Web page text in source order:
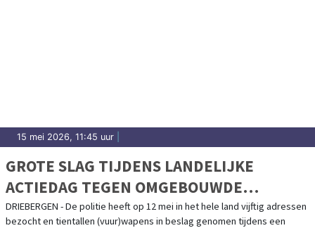
15 mei 2026, 11:45 uur
GROTE SLAG TIJDENS LANDELIJKE
ACTIEDAG TEGEN OMGEBOUWDE
ALARMPISTOLEN
DRIEBERGEN - De politie heeft op 12 mei in het hele land vijftig adressen
bezocht en tientallen (vuur)wapens in beslag genomen tijdens een